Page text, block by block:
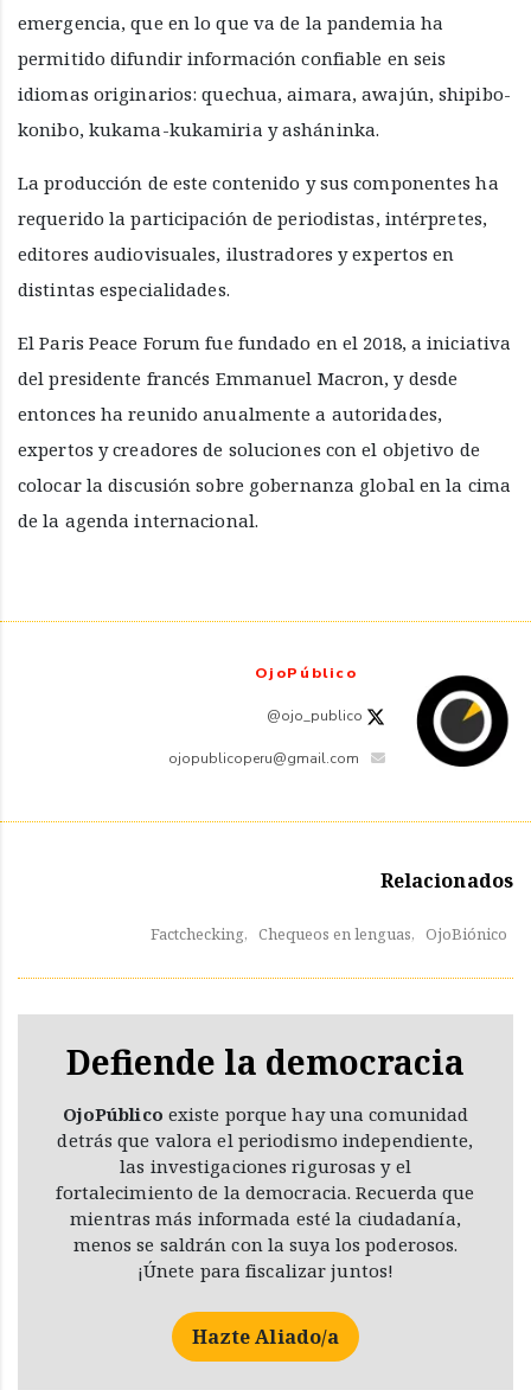
emergencia, que en lo que va de la pandemia ha
permitido difundir información confiable en seis
idiomas originarios: quechua, aimara, awajún, shipibo-
konibo, kukama-kukamiria y asháninka.
La producción de este contenido y sus componentes ha
requerido la participación de periodistas, intérpretes,
editores audiovisuales, ilustradores y expertos en
distintas especialidades.
El Paris Peace Forum fue fundado en el 2018, a iniciativa
del presidente francés Emmanuel Macron, y desde
entonces ha reunido anualmente a autoridades,
expertos y creadores de soluciones con el objetivo de
colocar la discusión sobre gobernanza global en la cima
de la agenda internacional.
OjoPúblico
@ojo_publico
ojopublicoperu@gmail.com
Relacionados
Factchecking, Chequeos en lenguas, OjoBiónico
Defiende la democracia
OjoPúblico existe porque hay una comunidad
detrás que valora el periodismo independiente,
las investigaciones rigurosas y el
fortalecimiento de la democracia. Recuerda que
mientras más informada esté la ciudadanía,
menos se saldrán con la suya los poderosos.
¡Únete para fiscalizar juntos!
Hazte Aliado/a